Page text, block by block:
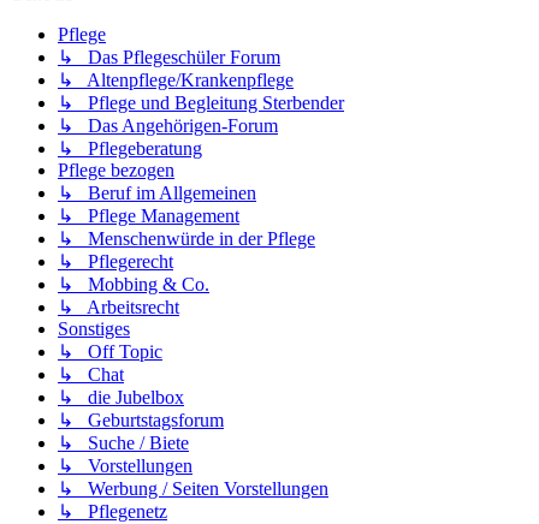
Pflege
↳ Das Pflegeschüler Forum
↳ Altenpflege/Krankenpflege
↳ Pflege und Begleitung Sterbender
↳ Das Angehörigen-Forum
↳ Pflegeberatung
Pflege bezogen
↳ Beruf im Allgemeinen
↳ Pflege Management
↳ Menschenwürde in der Pflege
↳ Pflegerecht
↳ Mobbing & Co.
↳ Arbeitsrecht
Sonstiges
↳ Off Topic
↳ Chat
↳ die Jubelbox
↳ Geburtstagsforum
↳ Suche / Biete
↳ Vorstellungen
↳ Werbung / Seiten Vorstellungen
↳ Pflegenetz